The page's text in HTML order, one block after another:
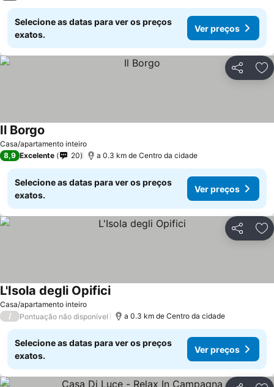
Selecione as datas para ver os preços
exatos.
Ver preços
Partilhar
Casa/apartamento inteiro
Il Borgo
8,9 Excelente 20 a 0.3 km de Centro da cidade
Selecione as datas para ver os preços
exatos.
Ver preços
Partilhar
Casa/apartamento inteiro
L'Isola degli Opifici
/ Pontuação não disponível a 0.3 km de Centro da cidade
Selecione as datas para ver os preços
exatos.
Ver preços